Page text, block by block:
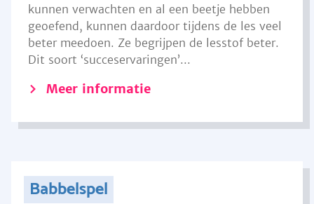
kunnen verwachten en al een beetje hebben
geoefend, kunnen daardoor tijdens de les veel
beter meedoen. Ze begrijpen de lesstof beter.
Dit soort ‘succeservaringen’...
Meer informatie
Babbelspel